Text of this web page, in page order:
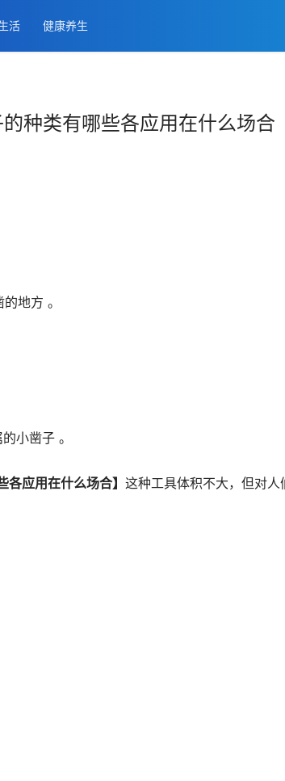
活 健康养生
种类有哪些各应用在什么场合
地方 。
小凿子 。
各应用在什么场合】 这种工具体积不大，但对